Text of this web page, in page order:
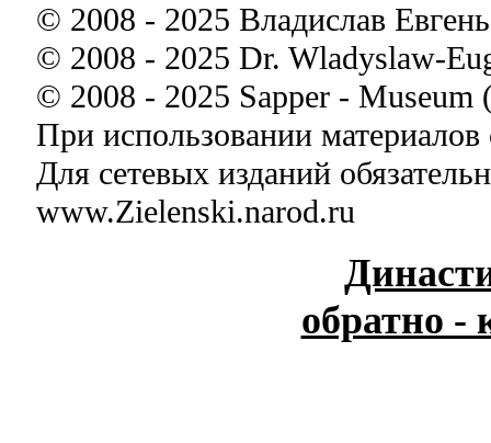
© 2008 - 2025 Владислав
© 2008 - 2025 Dr. Wladyslaw-
© 2008 - 2025 Sapper -
При использовании материалов
Для сетевых изданий
www.Zielenski.narod.ru
обратно -